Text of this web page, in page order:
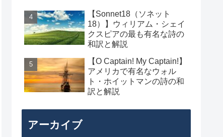
【Sonnet18（ソネット
18）】ウィリアム・シェイ
クスピアの最も有名な詩の
和訳と解説
【O Captain! My Captain!】
アメリカで有名なウォル
ト・ホイットマンの詩の和
訳と解説
アーカイブ